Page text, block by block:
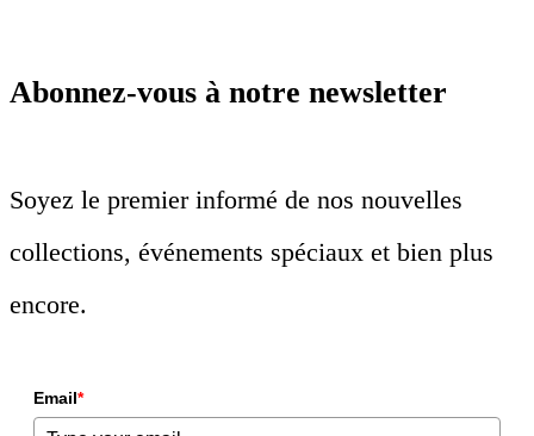
Abonnez-vous à notre newsletter
Soyez le premier informé de nos nouvelles
collections, événements spéciaux et bien plus
encore.
Email*